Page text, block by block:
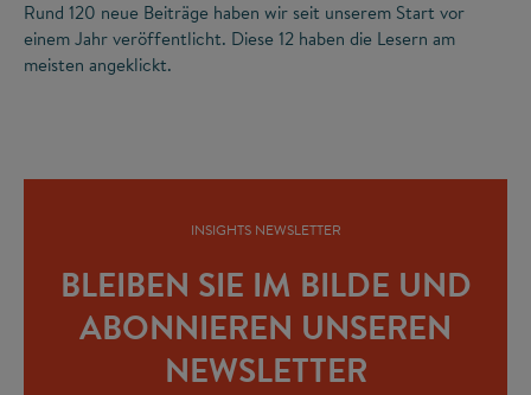
Rund 120 neue Beiträge haben wir seit unserem Start vor
einem Jahr veröffentlicht. Diese 12 haben die Lesern am
meisten angeklickt.
INSIGHTS NEWSLETTER
BLEIBEN SIE IM BILDE UND
ABONNIEREN UNSEREN
NEWSLETTER